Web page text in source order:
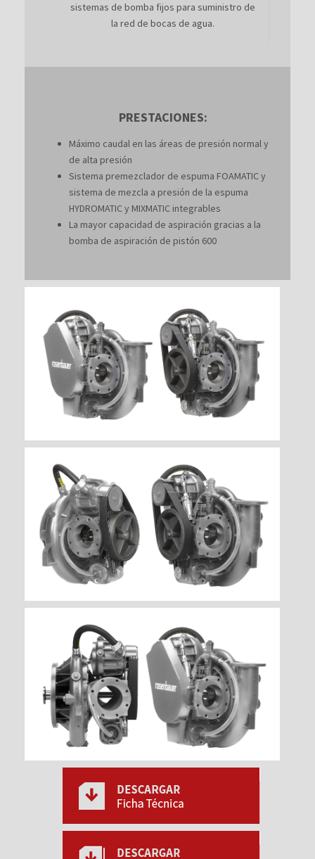
sistemas de bomba fijos para suministro de
la red de bocas de agua.
PRESTACIONES:
Máximo caudal en las áreas de presión normal y
de alta presión
Sistema premezclador de espuma FOAMATIC y
sistema de mezcla a presión de la espuma
HYDROMATIC y MIXMATIC integrables
La mayor capacidad de aspiración gracias a la
bomba de aspiración de pistón 600